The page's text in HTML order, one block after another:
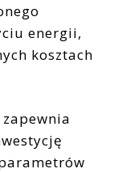
energii,
kosztach